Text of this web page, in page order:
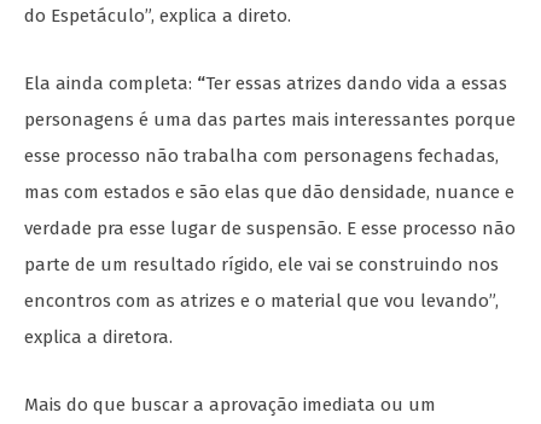
do Espetáculo”, explica a direto.
Ela ainda completa: “Ter essas atrizes dando vida a essas
personagens é uma das partes mais interessantes porque
esse processo não trabalha com personagens fechadas,
mas com estados e são elas que dão densidade, nuance e
verdade pra esse lugar de suspensão. E esse processo não
parte de um resultado rígido, ele vai se construindo nos
encontros com as atrizes e o material que vou levando”,
explica a diretora.
Mais do que buscar a aprovação imediata ou um